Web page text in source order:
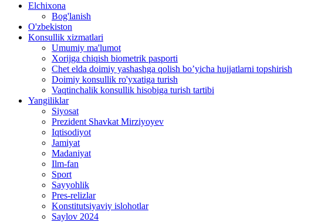
Elchixona
Bog'lanish
O'zbekiston
Konsullik xizmatlari
Umumiy ma'lumot
Xorijga chiqish biometrik pasporti
Chet elda doimiy yashashga qolish bo’yicha hujjatlarni topshirish
Doimiy konsullik ro'yxatiga turish
Vaqtinchalik konsullik hisobiga turish tartibi
Yangiliklar
Siyosat
Prezident Shavkat Mirziyoyev
Iqtisodiyot
Jamiyat
Madaniyat
Ilm-fan
Sport
Sayyohlik
Pres-relizlar
Konstitutsiyaviy islohotlar
Saylov 2024